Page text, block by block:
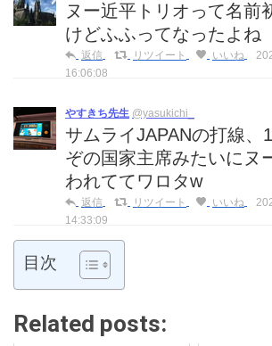
ヌー近平トリオって名前
けどふふってなったよね
返信 リツイート いいね
16:06:08
やすきち先生 @yasukichi_
サムライJAPANの打線、
ぞの国家主席みたいにヌ
われててワロタw
返信 リツイート いいね
14:33:09
目次
Related posts: